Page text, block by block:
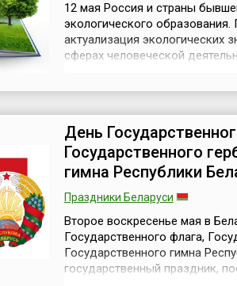
12 мая Россия и страны
экологического
актуализация экологических
сферах человеческой
выставки, конференции и кон...
День
Государственного
гимна Республики
Праздники Беларуси
Второе воскресенье мая в
Государственного флага,
Государственного гимна
государственный праздник,